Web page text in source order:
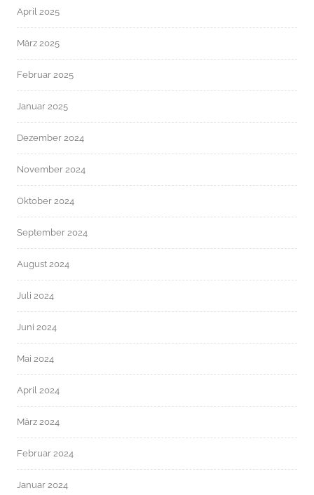
April 2025
März 2025
Februar 2025
Januar 2025
Dezember 2024
November 2024
Oktober 2024
September 2024
August 2024
Juli 2024
Juni 2024
Mai 2024
April 2024
März 2024
Februar 2024
Januar 2024